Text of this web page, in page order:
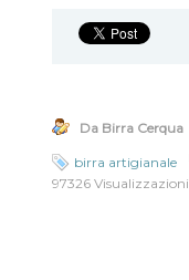
Da Birra Cerqua
birra artigianale
97326 Visualizzazioni